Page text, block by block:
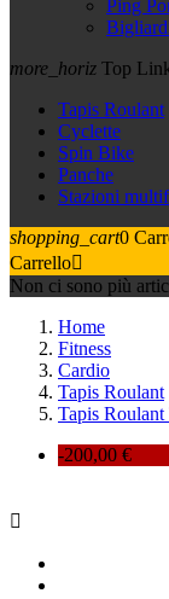
Ping
more_horiz Top
Tapis Roulant
Cyclette
Spin Bike
Panche
Stazioni
shopping_cart0
Carrello
Non ci sono più
Home
Fitness
Cardio
Tapis Roulant
Tapis
-200,00 €
